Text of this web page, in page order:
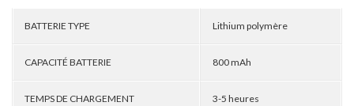
BATTERIE TYPE Lithium polymère
CAPACITÉ BATTERIE 800 mAh
TEMPS DE CHARGEMENT 3-5 heures